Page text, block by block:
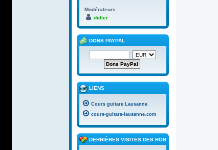
Modérateurs
didier
DONS PAYPAL
LIENS
Cours guitare Lausanne
cours-guitare-lausanne.com
DERNIÈRES VISITES DES ROBOTS